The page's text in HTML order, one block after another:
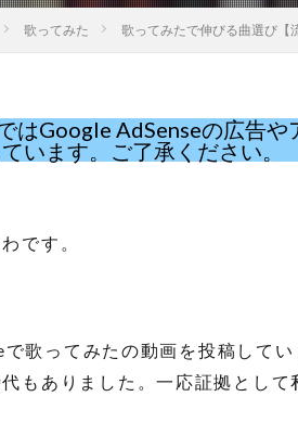
歌ってみた 歌ってみたで伸びる曲選び【
はGoogle AdSenseの広告
います。ご了承ください。
です。
歌ってみたの動画を投稿して
もありました。一応証拠として